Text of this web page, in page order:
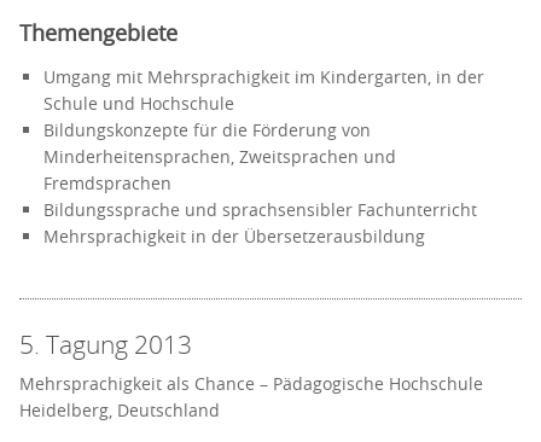
Themengebiete
Umgang mit Mehrsprachigkeit im Kindergarten, in der
Schule und Hochschule
Bildungskonzepte für die Förderung von
Minderheitensprachen, Zweitsprachen und
Fremdsprachen
Bildungssprache und sprachsensibler Fachunterricht
Mehrsprachigkeit in der Übersetzerausbildung
5. Tagung 2013
Mehrsprachigkeit als Chance – Pädagogische Hochschule
Heidelberg, Deutschland